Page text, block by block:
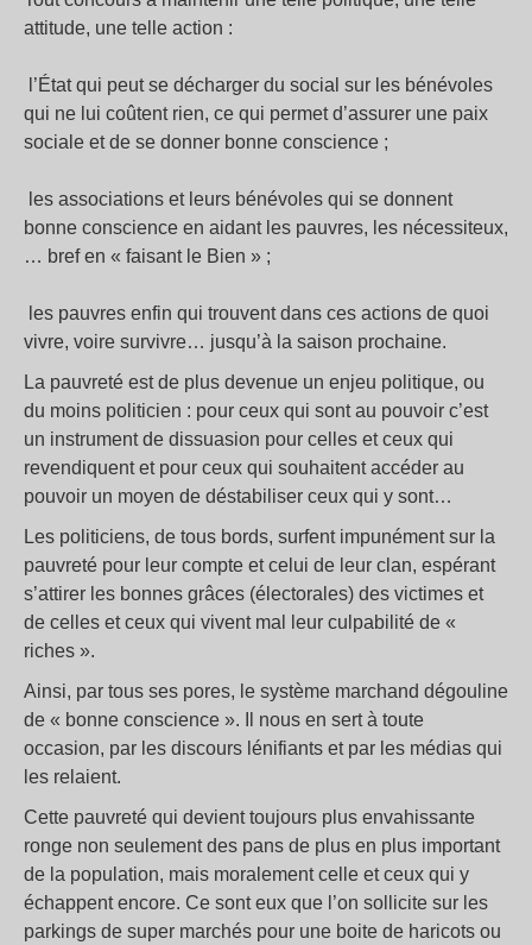
attitude, une telle action :
l’État qui peut se décharger du social sur les bénévoles
qui ne lui coûtent rien, ce qui permet d’assurer une paix
sociale et de se donner bonne conscience ;
les associations et leurs bénévoles qui se donnent
bonne conscience en aidant les pauvres, les nécessiteux,
… bref en « faisant le Bien » ;
les pauvres enfin qui trouvent dans ces actions de quoi
vivre, voire survivre… jusqu’à la saison prochaine.
La pauvreté est de plus devenue un enjeu politique, ou
du moins politicien : pour ceux qui sont au pouvoir c’est
un instrument de dissuasion pour celles et ceux qui
revendiquent et pour ceux qui souhaitent accéder au
pouvoir un moyen de déstabiliser ceux qui y sont…
Les politiciens, de tous bords, surfent impunément sur la
pauvreté pour leur compte et celui de leur clan, espérant
s’attirer les bonnes grâces (électorales) des victimes et
de celles et ceux qui vivent mal leur culpabilité de «
riches ».
Ainsi, par tous ses pores, le système marchand dégouline
de « bonne conscience ». Il nous en sert à toute
occasion, par les discours lénifiants et par les médias qui
les relaient.
Cette pauvreté qui devient toujours plus envahissante
ronge non seulement des pans de plus en plus important
de la population, mais moralement celle et ceux qui y
échappent encore. Ce sont eux que l’on sollicite sur les
parkings de super marchés pour une boite de haricots ou